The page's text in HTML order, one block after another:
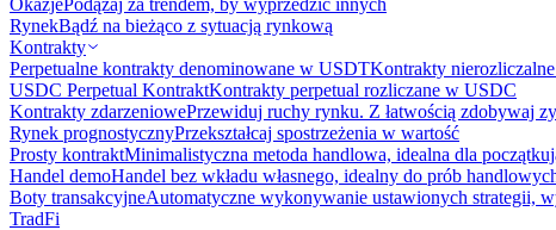
OkazjePodążaj za trendem, by wyprzedzić innych
RynekBądź na bieżąco z sytuacją rynkową
Kontrakty
Perpetualne kontrakty denominowane w USDTKontrakty
USDC Perpetual KontraktKontrakty perpetual rozliczane w USDC
Kontrakty zdarzeniowePrzewiduj ruchy rynku. Z łatwością zdobywaj
Rynek prognostyczny​​Przekształcaj spostrzeżenia w wartość
Prosty kontraktMinimalistyczna metoda handlowa, idealna dla
Handel demoHandel bez wkładu własnego, idealny do prób
Boty transakcyjneAutomatyczne wykonywanie ustawionych strategii,
TradFi